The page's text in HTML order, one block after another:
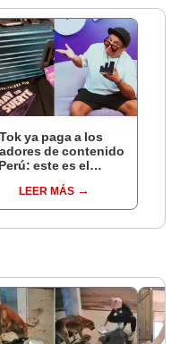
ya paga a los
de contenido
este es el
a cobrar por 1.000
LEER MÁS